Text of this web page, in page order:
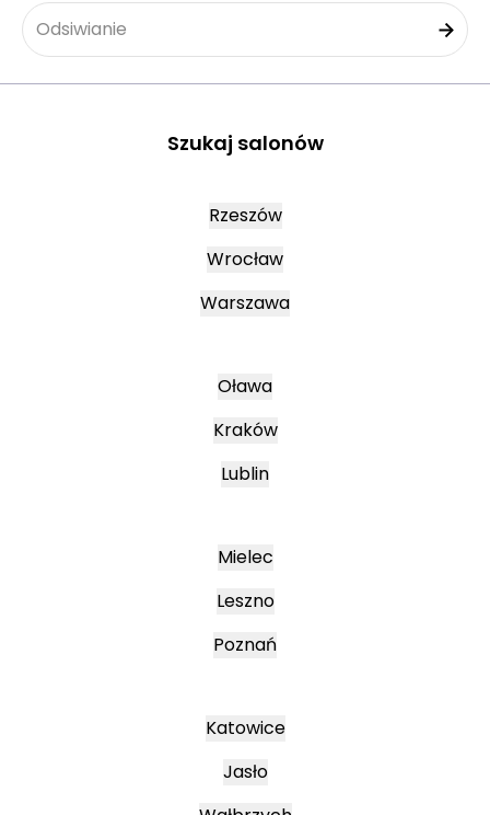
Odsiwianie
Szukaj salonów
Rzeszów
Wrocław
Warszawa
Oława
Kraków
Lublin
Mielec
Leszno
Poznań
Katowice
Jasło